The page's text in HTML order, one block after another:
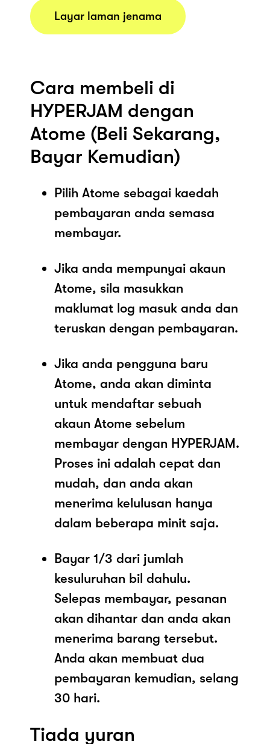
Layar laman jenama
Cara membeli di
HYPERJAM dengan
Atome (Beli Sekarang,
Bayar Kemudian)
Pilih Atome sebagai kaedah
pembayaran anda semasa
membayar.
Jika anda mempunyai akaun
Atome, sila masukkan
maklumat log masuk anda dan
teruskan dengan pembayaran.
Jika anda pengguna baru
Atome, anda akan diminta
untuk mendaftar sebuah
akaun Atome sebelum
membayar dengan HYPERJAM.
Proses ini adalah cepat dan
mudah, dan anda akan
menerima kelulusan hanya
dalam beberapa minit saja.
Bayar 1/3 dari jumlah
kesuluruhan bil dahulu.
Selepas membayar, pesanan
akan dihantar dan anda akan
menerima barang tersebut.
Anda akan membuat dua
pembayaran kemudian, selang
30 hari.
Tiada yuran